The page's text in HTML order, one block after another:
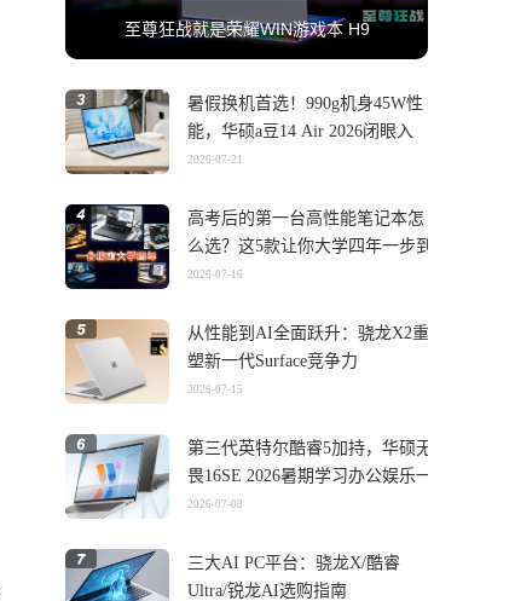
至尊狂战就是荣耀WIN游戏本 H9
暑假换机首选！990g机身45W性
能，华硕a豆14 Air 2026闭眼入
2026-07-21
高考后的第一台高性能笔记本怎
么选？这5款让你大学四年一步到
位
2026-07-16
从性能到AI全面跃升：骁龙X2重
塑新一代Surface竞争力
2026-07-15
第三代英特尔酷睿5加持，华硕无
畏16SE 2026暑期学习办公娱乐一
机搞定
2026-07-08
三大AI PC平台：骁龙X/酷睿
Ultra/锐龙AI选购指南